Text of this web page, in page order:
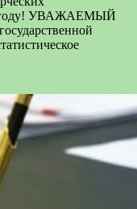
году! УВАЖАЕМЫЙ